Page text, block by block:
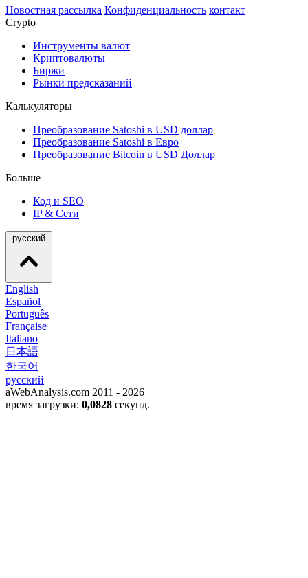
Новостная рассылка Конфиденциальность контакт
Crypto
Инструменты валют
Криптовалюты
Биржи
Рынки предсказаний
Калькуляторы
Преобразование Satoshi в USD доллар
Преобразование Satoshi в Евро
Преобразование Bitcoin в USD Доллар
Больше
Код и SEO
IP & Сети
English
Español
Português
Française
Italiano
日本語
한국어
русский
aWebAnalysis.com 2011 - 2026
время загрузки: 0,0828 секунд.